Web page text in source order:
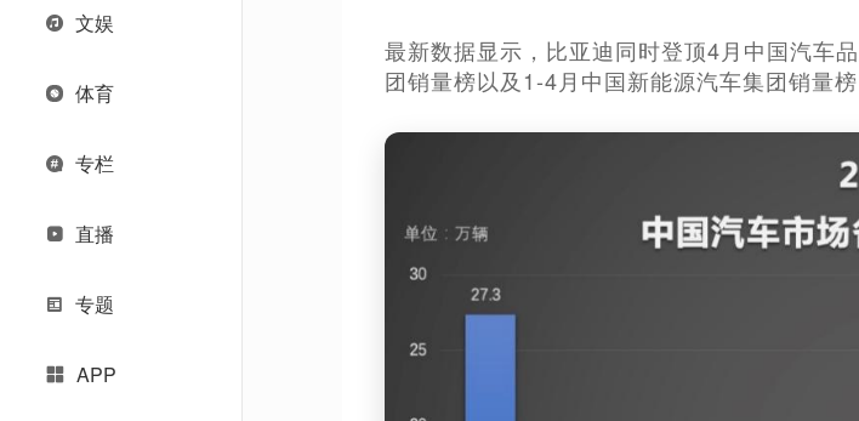
文娱
体育
专栏
直播
专题
APP
最新数据显示，比亚迪同时登顶4月中国汽车
团销量榜以及1-4月中国新能源汽车集团销量